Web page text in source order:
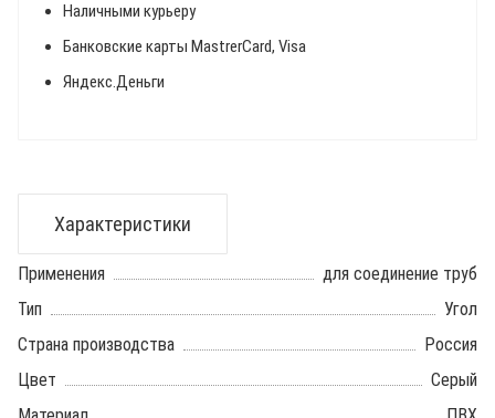
Наличными курьеру
Банковские карты MastrerCard, Visa
Яндекс.Деньги
Характеристики
Применения
для соединение труб
Тип
Угол
Страна производства
Россия
Цвет
Серый